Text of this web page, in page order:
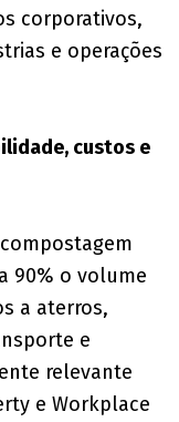
corporativos,
e operações
custos e
90% o volume
a aterros,
e
relevante
e Workplace